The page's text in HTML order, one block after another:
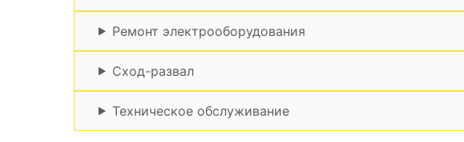
Ремонт электрооборудования
Сход-развал
Техническое обслуживание